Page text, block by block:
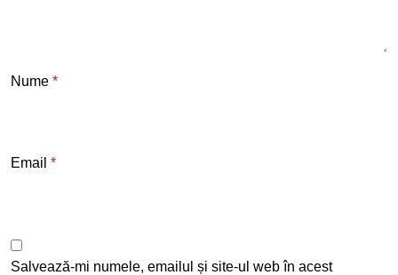
Nume *
Email *
Salvează-mi numele, emailul și site-ul web în acest